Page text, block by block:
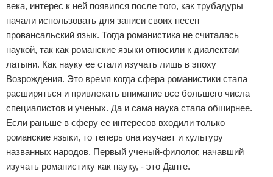
века, интерес к ней появился после того, как трубадуры
начали использовать для записи своих песен
провансальский язык. Тогда романистика не считалась
наукой, так как романские языки относили к диалектам
латыни. Как науку ее стали изучать лишь в эпоху
Возрождения. Это время когда сфера романистики стала
расширяться и привлекать внимание все большего числа
специалистов и ученых. Да и сама наука стала обширнее.
Если раньше в сферу ее интересов входили только
романские языки, то теперь она изучает и культуру
названных народов. Первый ученый-филолог, начавший
изучать романистику как науку, - это Данте.